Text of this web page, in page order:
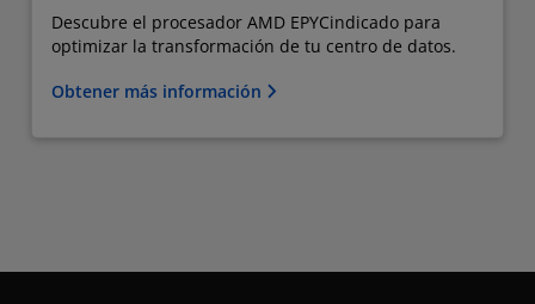
Descubre el procesador AMD EPYC​indicado para
optimizar la transformación de tu centro de datos.
Obtener más información